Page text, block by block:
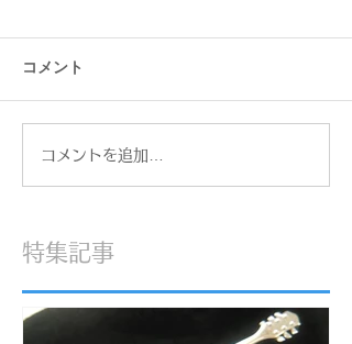
【糖尿病治療3ヶ月目】
HbA1cが5.0に！マンジャ
化と嬉しい成果
コメント
コメントを追加…
特集記事